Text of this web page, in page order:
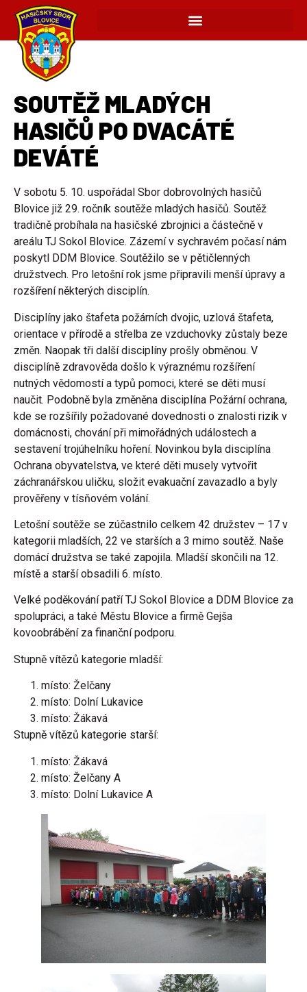
SOUTĚŽ MLADÝCH
HASIČŮ PO DVACÁTÉ
DEVÁTÉ
V sobotu 5. 10. uspořádal Sbor dobrovolných hasičů
Blovice již 29. ročník soutěže mladých hasičů. Soutěž
tradičně probíhala na hasičské zbrojnici a částečně v
areálu TJ Sokol Blovice. Zázemí v sychravém počasí nám
poskytl DDM Blovice. Soutěžilo se v pětičlenných
družstvech. Pro letošní rok jsme připravili menší úpravy a
rozšíření některých disciplín.
Disciplíny jako štafeta požárních dvojic, uzlová štafeta,
orientace v přírodě a střelba ze vzduchovky zůstaly beze
změn. Naopak tři další disciplíny prošly obměnou. V
disciplíně zdravověda došlo k výraznému rozšíření
nutných vědomostí a typů pomoci, které se děti musí
naučit. Podobně byla změněna disciplína Požární ochrana,
kde se rozšířily požadované dovednosti o znalosti rizik v
domácnosti, chování při mimořádných událostech a
sestavení trojúhelníku hoření. Novinkou byla disciplína
Ochrana obyvatelstva, ve které děti musely vytvořit
záchranářskou uličku, složit evakuační zavazadlo a byly
prověřeny v tísňovém volání.
Letošní soutěže se zúčastnilo celkem 42 družstev – 17 v
kategorii mladších, 22 ve starších a 3 mimo soutěž. Naše
domácí družstva se také zapojila. Mladší skončili na 12.
místě a starší obsadili 6. místo.
Velké poděkování patří TJ Sokol Blovice a DDM Blovice za
spolupráci, a také Městu Blovice a firmě Gejša
kovoobrábění za finanční podporu.
Stupně vítězů kategorie mladší:
místo: Želčany
místo: Dolní Lukavice
místo: Žákavá
Stupně vítězů kategorie starší:
místo: Žákavá
místo: Želčany A
místo: Dolní Lukavice A